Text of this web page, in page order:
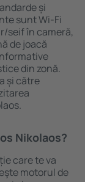
și
sunt Wi-Fi
seif în cameră,
de joacă
din zonă.
și către
Nikolaos?
care te va
motorul de